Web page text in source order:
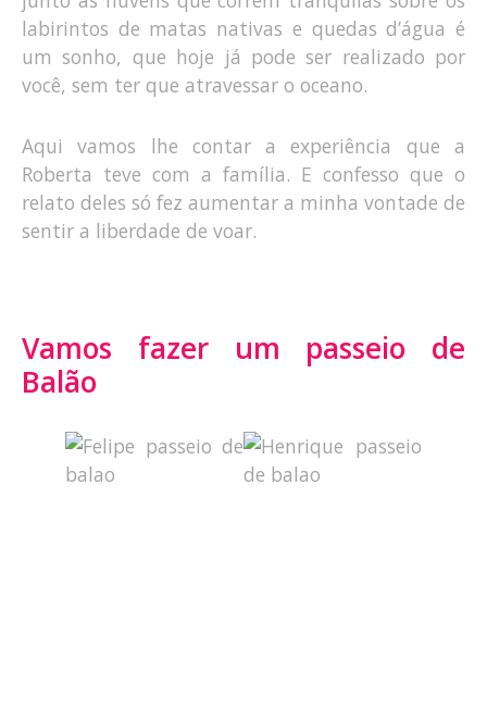
labirintos de matas nativas e quedas d’água é
um sonho, que hoje já pode ser realizado por
você, sem ter que atravessar o oceano.
Aqui vamos lhe contar a experiência que a
Roberta teve com a família. E confesso que o
relato deles só fez aumentar a minha vontade de
sentir a liberdade de voar.
Vamos fazer um passeio de
Balão